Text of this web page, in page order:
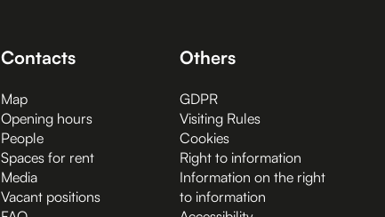
Contacts
Map
Opening hours
People
Spaces for rent
Media
Vacant positions
Others
GDPR
Visiting Rules
Cookies
Right to information
Information on the right
to information